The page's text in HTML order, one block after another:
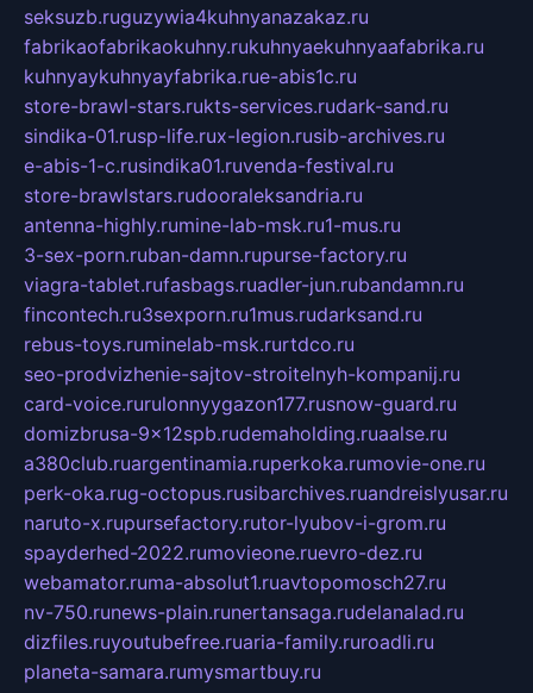
seksuzb.ruguzywia4kuhnyanazakaz.ru
fabrikaofabrikaokuhny.rukuhnyaekuhnyaafabrika.ru
kuhnyaykuhnyayfabrika.rue-abis1c.ru
store-brawl-stars.rukts-services.rudark-sand.ru
sindika-01.rusp-life.rux-legion.rusib-archives.ru
e-abis-1-c.rusindika01.ruvenda-festival.ru
store-brawlstars.rudooraleksandria.ru
antenna-highly.rumine-lab-msk.ru1-mus.ru
3-sex-porn.ruban-damn.rupurse-factory.ru
viagra-tablet.rufasbags.ruadler-jun.rubandamn.ru
fincontech.ru3sexporn.ru1mus.rudarksand.ru
rebus-toys.ruminelab-msk.rurtdco.ru
seo-prodvizhenie-sajtov-stroitelnyh-kompanij.ru
card-voice.rurulonnyygazon177.rusnow-guard.ru
domizbrusa-9x12spb.rudemaholding.ruaalse.ru
a380club.ruargentinamia.ruperkoka.rumovie-one.ru
perk-oka.rug-octopus.rusibarchives.ruandreislyusar.ru
naruto-x.rupursefactory.rutor-lyubov-i-grom.ru
spayderhed-2022.rumovieone.ruevro-dez.ru
webamator.ruma-absolut1.ruavtopomosch27.ru
nv-750.runews-plain.runertansaga.rudelanalad.ru
dizfiles.ruyoutubefree.ruaria-family.ruroadli.ru
planeta-samara.rumysmartbuy.ru